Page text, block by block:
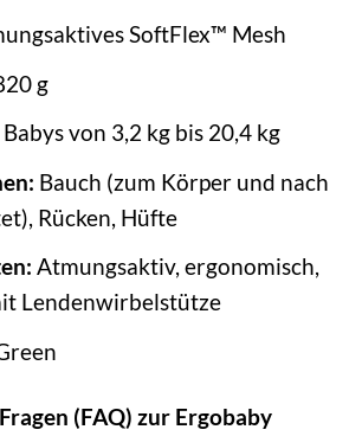
SoftFlex™ Mesh
g
Babys von 3,2 kg bis 20,4 kg
Bauch (zum Körper und nach
Rücken, Hüfte
Atmungsaktiv, ergonomisch,
Lendenwirbelstütze
(FAQ) zur Ergobaby